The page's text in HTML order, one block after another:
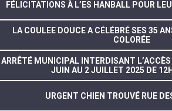
FÉLICITATIONS À L’ES HANBALL POUR
LA COULEE DOUCE A CÉLÉBRÉ SES 35
COLORÉE
ARRÊTÉ MUNICIPAL INTERDISANT
JUIN AU 2 JUILLET 2025 DE
URGENT CHIEN TROUVÉ RUE